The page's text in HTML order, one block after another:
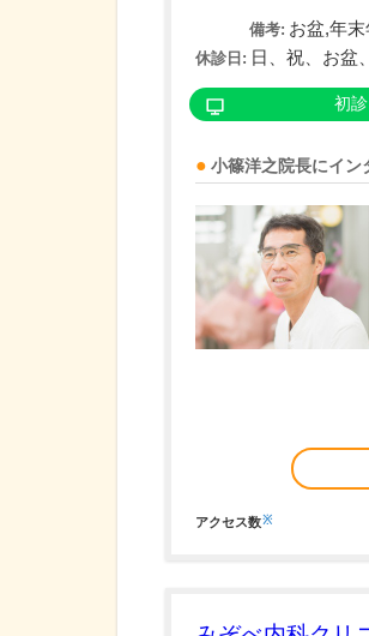
備考: お盆,年
休診日: 日、祝、お盆
初
小篠洋之 院長にイン
アクセス数※